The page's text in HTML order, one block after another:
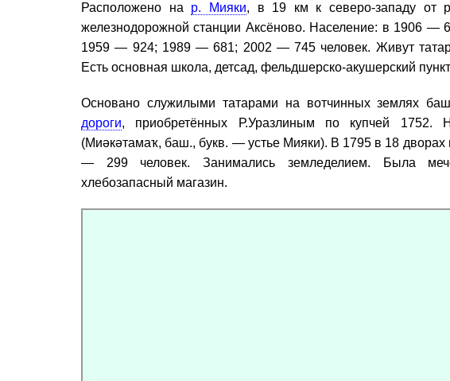
Расположено на р. Мияки, в 19 км к северо-западу от
железнодорожной станции Аксёново. Население: в 1906
1959 — 924; 1989 — 681; 2002 — 745 человек. Живут
Есть основная школа, детсад, фельдшерско-акушерский
Основано служилыми татарами на вотчинных землях
дороги, приобретённых Р.Уразлиным по купчей 1752.
(Миәкәтамаҡ, баш., букв. — устье Мияки). В 1795 в 18
— 299 человек. Занимались земледелием. Была
хлебозапасный магазин.